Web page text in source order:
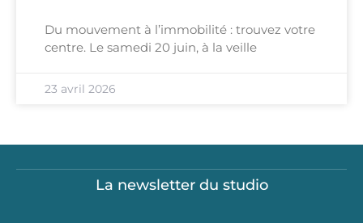
Du mouvement à l’immobilité : trouvez votre
centre. Le samedi 20 juin, à la veille
23 avril 2026
La newsletter du studio